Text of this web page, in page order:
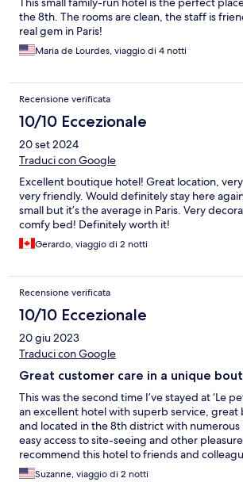
the 8th. The rooms are clean, the staff is
real gem in Paris!
Maria de Lourdes, viaggio di 4 notti
Recensione verificata
10/10 Eccezionale
20 set 2024
Traduci con Google
Excellent boutique hotel! Great location,
very friendly. Would definitely stay here
small but it’s the average in Paris. Very
comfy bed! Definitely worth it!
Gerardo, viaggio di 2 notti
Recensione verificata
10/10 Eccezionale
20 giu 2023
Traduci con Google
Great customer care in a unique
This was the second time I’ve stayed at ‘Le
an excellent hotel with superb service, great
and located in the 8th district with numerous
easy access to site-seeing and other
recommend this hotel to friends and
here again.
Suzanne, viaggio di 2 notti